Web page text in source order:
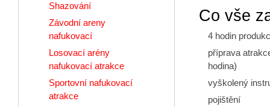
Co vše
4 hodin
příprava
hodina)
vyškolený
pojištění
Shazování
Závodní areny
nafukovací
Losovací arény
nafukovací atrakce
Sportovní nafukovací
atrakce